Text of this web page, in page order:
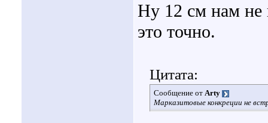
Ну 12 см нам не
это точно.
Цитата:
Сообщение от Arty
Марказитовые конкреции не